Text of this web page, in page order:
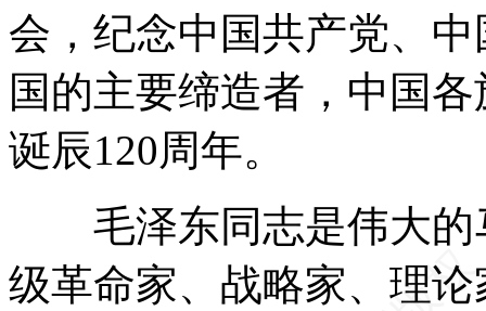
会，纪念中国共产党、
国的主要缔造者，中国
诞辰120周年。
毛泽东同志是伟大的
级革命家、战略家、理